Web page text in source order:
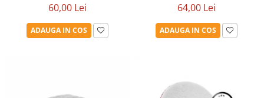
60,00 Lei
ADAUGA IN COS
64,00 Lei
ADAUGA IN COS